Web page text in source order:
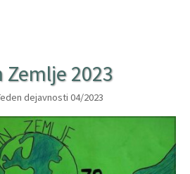
2023
dejavnosti 04/2023